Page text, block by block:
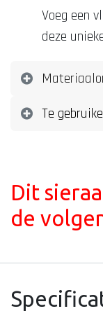
Voeg een
deze
Te
Dit
de